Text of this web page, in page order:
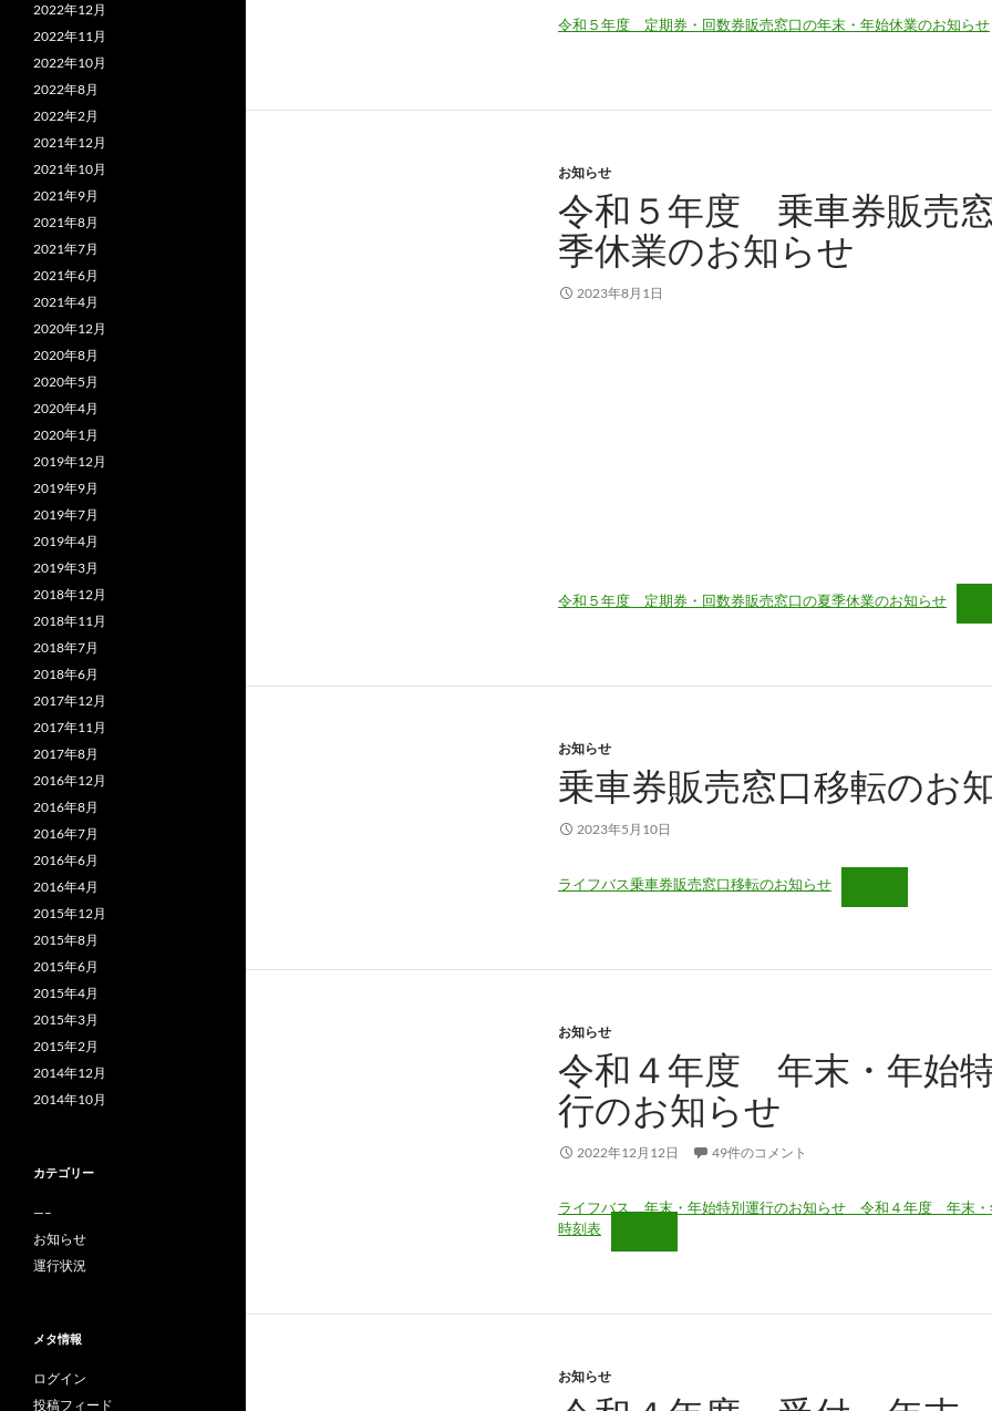
令和５年度 定期券・回数券販売窓口の年末・年始休業のお知らせ
お知らせ
令和５年度 乗車券販売
季休業のお知らせ
2023年8月1日
令和５年度 定期券・回数券販売窓口の夏季休業のお知らせ
お知らせ
乗車券販売窓口移転のお
2023年5月10日
ライフバス乗車券販売窓口移転のお知らせ
お知らせ
令和４年度 年末・年始
行のお知らせ
2022年12月12日 49件のコメント
ライフバス 年末・年始特別運行のお知らせ 令和４年度 年末・
時刻表
お知らせ
2022年12月
2022年11月
2022年10月
2022年8月
2022年2月
2021年12月
2021年10月
2021年9月
2021年8月
2021年7月
2021年6月
2021年4月
2020年12月
2020年8月
2020年5月
2020年4月
2020年1月
2019年12月
2019年9月
2019年7月
2019年4月
2019年3月
2018年12月
2018年11月
2018年7月
2018年6月
2017年12月
2017年11月
2017年8月
2016年12月
2016年8月
2016年7月
2016年6月
2016年4月
2015年12月
2015年8月
2015年6月
2015年4月
2015年3月
2015年2月
2014年12月
2014年10月
カテゴリー
—–
お知らせ
運行状況
メタ情報
ログイン
投稿フィード